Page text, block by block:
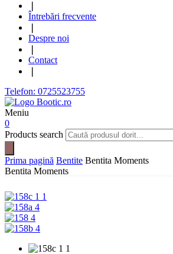
Întrebări frecvente
Despre noi
Contact
Telefon: 0725523755
Meniu
0
Products search
Prima pagină Bentite Bentita Moments
Bentita Moments